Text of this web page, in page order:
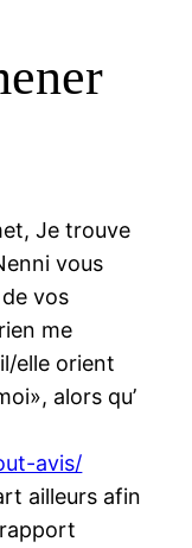
Je trouve
vous
vos
me
elle orient
alors qu’
avis/
ailleurs afin